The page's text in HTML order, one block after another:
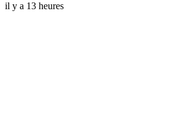
il y a 13 heures